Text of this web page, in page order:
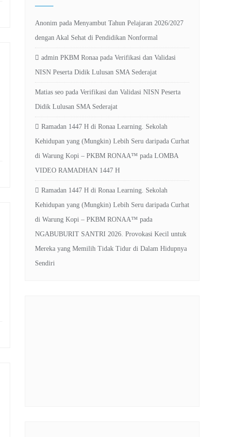
Anonim pada Menyambut Tahun Pelajaran 2026/2027
dengan Akal Sehat di Pendidikan Nonformal
admin PKBM Ronaa pada Verifikasi dan Validasi
NISN Peserta Didik Lulusan SMA Sederajat
Matias seo pada Verifikasi dan Validasi NISN Peserta
Didik Lulusan SMA Sederajat
Ramadan 1447 H di Ronaa Learning. Sekolah
Kehidupan yang (Mungkin) Lebih Seru daripada Curhat
di Warung Kopi – PKBM RONAA™ pada LOMBA
VIDEO RAMADHAN 1447 H
Ramadan 1447 H di Ronaa Learning. Sekolah
Kehidupan yang (Mungkin) Lebih Seru daripada Curhat
di Warung Kopi – PKBM RONAA™ pada
NGABUBURIT SANTRI 2026. Provokasi Kecil untuk
Mereka yang Memilih Tidak Tidur di Dalam Hidupnya
Sendiri